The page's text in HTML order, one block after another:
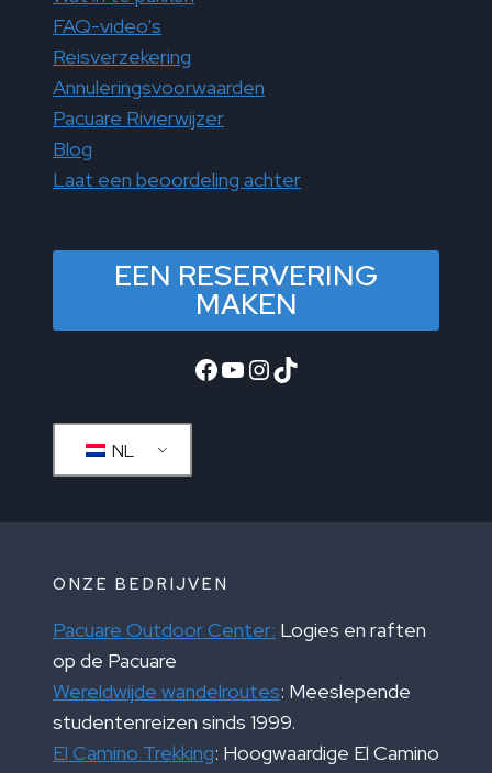
FAQ-video's
Reisverzekering
Annuleringsvoorwaarden
Pacuare Rivierwijzer
Blog
Laat een beoordeling achter
EEN RESERVERING
MAKEN
Facebook
YouTube
Instagram
TikTok
NL
ONZE BEDRIJVEN
Pacuare Outdoor Center: Logies en raften
op de Pacuare
Wereldwijde wandelroutes: Meeslepende
studentenreizen sinds 1999.
El Camino Trekking: Hoogwaardige El Camino